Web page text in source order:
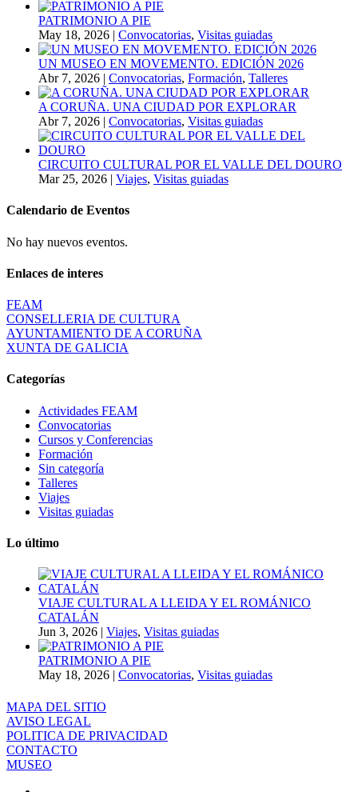
PATRIMONIO A PIE
May 18, 2026 | Convocatorias, Visitas guiadas
UN MUSEO EN MOVEMENTO. EDICIÓN 2026
Abr 7, 2026 | Convocatorias, Formación, Talleres
A CORUÑA. UNA CIUDAD POR EXPLORAR
Abr 7, 2026 | Convocatorias, Visitas guiadas
CIRCUITO CULTURAL POR EL VALLE DEL DOURO
Mar 25, 2026 | Viajes, Visitas guiadas
Calendario de Eventos
No hay nuevos eventos.
Enlaces de interes
FEAM
CONSELLERIA DE CULTURA
AYUNTAMIENTO DE A CORUÑA
XUNTA DE GALICIA
Categorías
Actividades FEAM
Convocatorias
Cursos y Conferencias
Formación
Sin categoría
Talleres
Viajes
Visitas guiadas
Lo último
VIAJE CULTURAL A LLEIDA Y EL ROMÁNICO
CATALÁN
Jun 3, 2026 | Viajes, Visitas guiadas
PATRIMONIO A PIE
May 18, 2026 | Convocatorias, Visitas guiadas
MAPA DEL SITIO
AVISO LEGAL
POLITICA DE PRIVACIDAD
CONTACTO
MUSEO